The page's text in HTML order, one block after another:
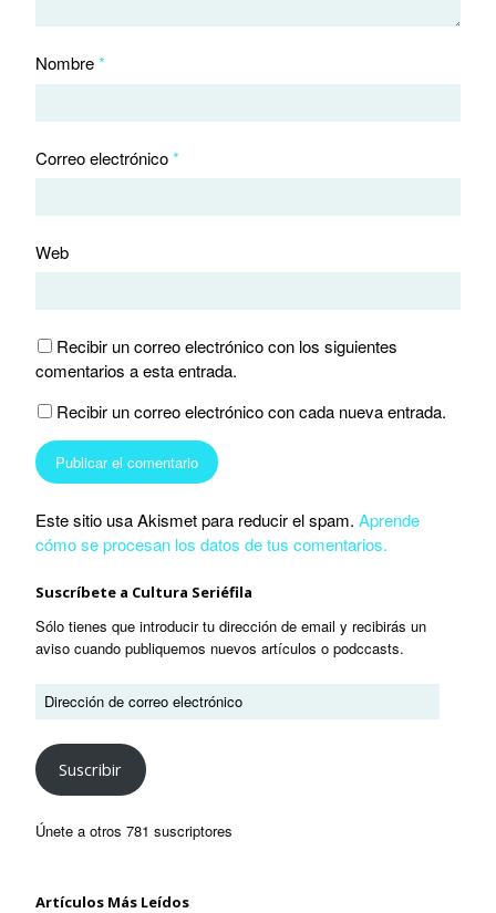
Nombre*
Correo electrónico*
Web
Recibir un correo electrónico con los siguientes
comentarios a esta entrada.
Recibir un correo electrónico con cada nueva entrada.
Este sitio usa Akismet para reducir el spam. Aprende
cómo se procesan los datos de tus comentarios.
Suscríbete a Cultura Seriéfila
Sólo tienes que introducir tu dirección de email y recibirás un
aviso cuando publiquemos nuevos artículos o podccasts.
Suscribir
Únete a otros 781 suscriptores
Artículos Más Leídos